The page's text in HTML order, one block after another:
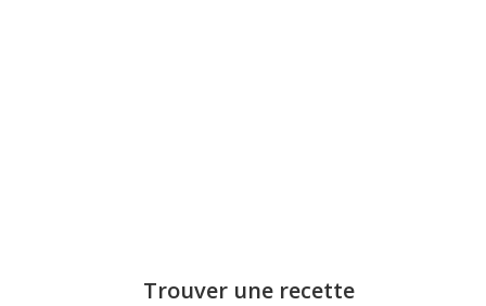
Trouver une recette